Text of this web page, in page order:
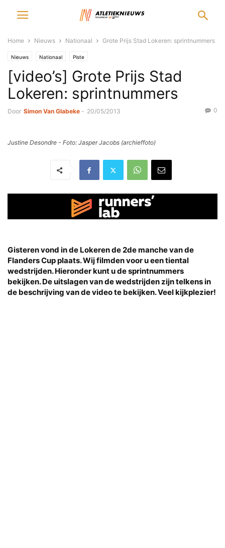
Home Nieuws Nationaal Grote Prijs Stad Lokeren: sprintnummers
Nieuws Nationaal Piste
[video’s] Grote Prijs Stad
Lokeren: sprintnummers
Door Simon Van Glabeke - 20/05/2013 0
Justine Desondre - Foto: Jasper Jacobs (archieffoto)
Gisteren vond in de Lokeren de 2de manche van de
Flanders Cup plaats. Wij filmden voor u een tiental
wedstrijden. Hieronder kunt u de sprintnummers
bekijken. De uitslagen van de wedstrijden zijn telkens in
de beschrijving van de video te bekijken. Veel kijkplezier!